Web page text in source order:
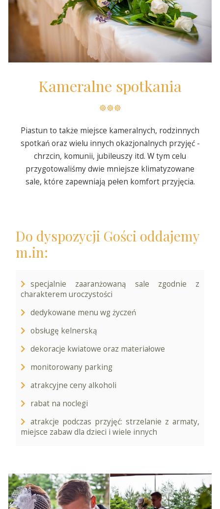
Kameralne spotkania
Piastun to także miejsce kameralnych, rodzinnych
spotkań oraz wielu innych okazjonalnych przyjęć -
chrzcin, komunii, jubileuszy itd. W tym celu
przygotowaliśmy dwie mniejsze klimatyzowane
sale, które zapewniają pełen komfort przyjęcia.
Do dyspozycji Gości oddajemy
m.in:
specjalnie zaaranżowaną sale zgodnie z
charakterem uroczystości
dedykowane menu wg życzeń
obsługę kelnerską
dekoracje kwiatowe oraz materiałowe
monitorowany parking
atrakcyjne ceny alkoholi
rabat na noclegi
atrakcje podczas przyjęć: strzelanie z armaty,
miejsce zabaw dla dzieci i wiele innych